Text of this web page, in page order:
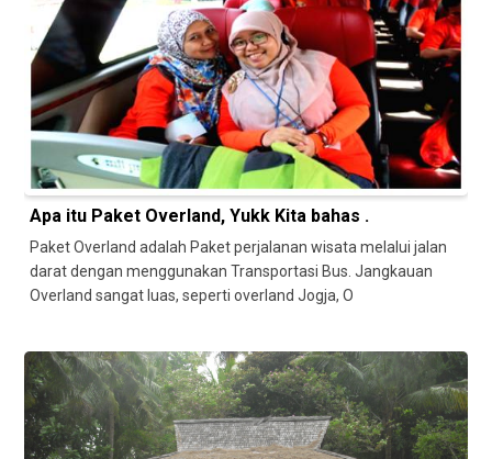
Apa itu Paket Overland, Yukk Kita bahas .
Paket Overland adalah Paket perjalanan wisata melalui jalan
darat dengan menggunakan Transportasi Bus. Jangkauan
Overland sangat luas, seperti overland Jogja, O